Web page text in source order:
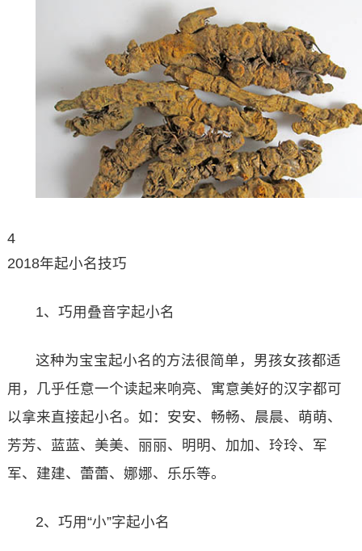
4
2018年起小名技巧
1、巧用叠音字起小名
这种为宝宝起小名的方法很简单，男孩女孩都适
用，几乎任意一个读起来响亮、寓意美好的汉字都可
以拿来直接起小名。如：安安、畅畅、晨晨、萌萌、
芳芳、蓝蓝、美美、丽丽、明明、加加、玲玲、军
军、建建、蕾蕾、娜娜、乐乐等。
2、巧用“小”字起小名